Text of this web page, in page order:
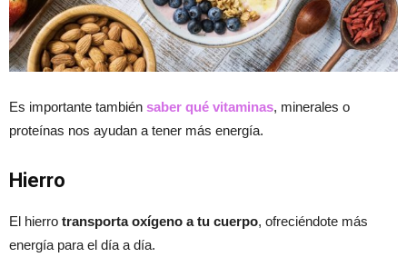
Es importante también saber qué vitaminas, minerales o
proteínas nos ayudan a tener más energía.
Hierro
El hierro transporta oxígeno a tu cuerpo, ofreciéndote más
energía para el día a día.